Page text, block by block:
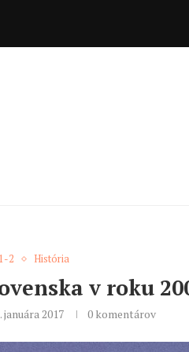
1-2 História
v roku
januára 2017 0 komentárov